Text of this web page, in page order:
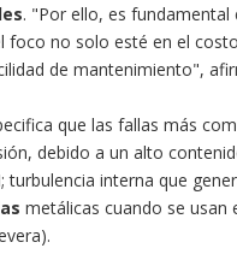
. "Por ello, es
foco no solo esté en el
de mantenimiento",
que las fallas más
debido a un alto
turbulencia interna que
metálicas cuando se usan